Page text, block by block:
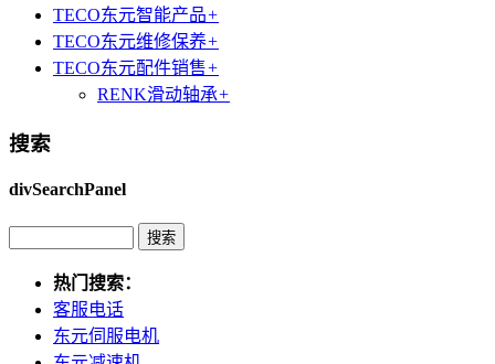
TECO东元智能产品+
TECO东元维修保养+
TECO东元配件销售+
RENK滑动轴承+
搜索
divSearchPanel
热门搜索：
客服电话
东元伺服电机